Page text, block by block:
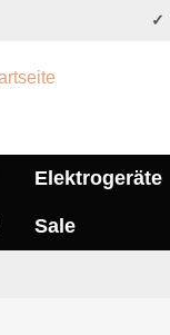
Elektrogeräte
Sale